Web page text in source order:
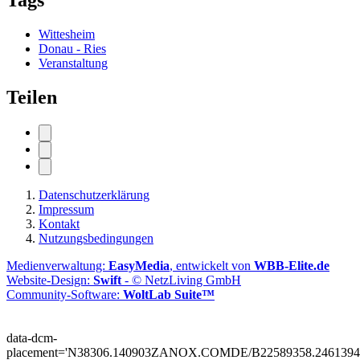
Wittesheim
Donau - Ries
Veranstaltung
Teilen
Datenschutzerklärung
Impressum
Kontakt
Nutzungsbedingungen
Medienverwaltung: EasyMedia, entwickelt von WBB-Elite.de
Website-Design: Swift - © NetzLiving GmbH
Community-Software: WoltLab Suite™
data-dcm-
placement='N38306.140903ZANOX.COMDE/